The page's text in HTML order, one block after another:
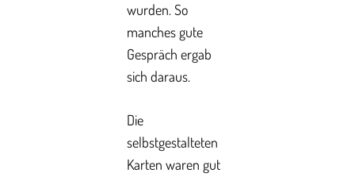
wurden. So
manches gute
Gespräch ergab
sich daraus.
Die
selbstgestalteten
Karten waren gut